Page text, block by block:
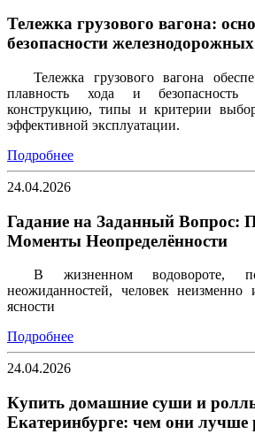
Тележка грузового вагона:
безопасности
Тележка грузового вагона
плавность хода и безопасность
конструкцию, типы и критерии
эффективной эксплуатации.
Подробнее
24.04.2026
Гадание на Заданный Вопрос:
Моменты Неопределённости
В жизненном водовороте,
неожиданностей, человек
ясности
Подробнее
24.04.2026
Купить домашние суши и
Екатеринбурге: чем они лучше